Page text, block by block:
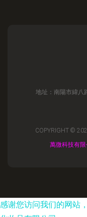
地址：南陽市緯八
COPYRIGHT ©
萬微科技有限
感谢您访问我们的网站